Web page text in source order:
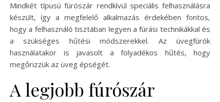
Mindkét típusú fúrószár rendkívül speciális felhasználásra
készült, így a megfelelő alkalmazás érdekében fontos,
hogy a felhasználó tisztában legyen a fúrási technikákkal és
a szükséges hűtési módszerekkel. Az üvegfúrók
használatakor is javasolt a folyadékos hűtés, hogy
megőrizzük az üveg épségét.
A legjobb fúrószár